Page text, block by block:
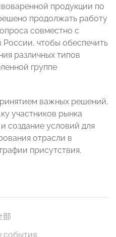
продукции по
продолжать работу
совместно с
чтобы обеспечить
различных типов
группе
важных решений,
участников рынка
создание условий для
отрасли в
присутствия.
部
события